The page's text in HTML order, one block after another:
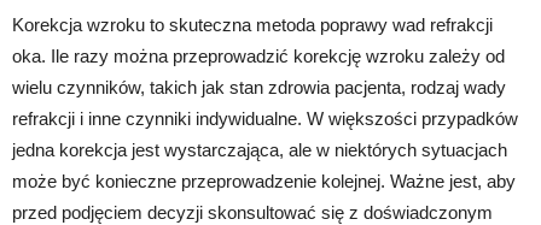
Korekcja wzroku to skuteczna metoda poprawy wad refrakcji
oka. Ile razy można przeprowadzić korekcję wzroku zależy od
wielu czynników, takich jak stan zdrowia pacjenta, rodzaj wady
refrakcji i inne czynniki indywidualne. W większości przypadków
jedna korekcja jest wystarczająca, ale w niektórych sytuacjach
może być konieczne przeprowadzenie kolejnej. Ważne jest, aby
przed podjęciem decyzji skonsultować się z doświadczonym